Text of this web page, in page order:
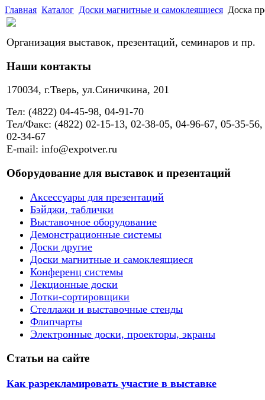
Главная Каталог Доски магнитные и самоклеящиеся Доска
Организация выставок, презентаций, семинаров и пр.
Наши контакты
170034, г.Тверь, ул.Синичкина, 201
Тел: (4822) 04-45-98, 04-91-70
Тел/Факс: (4822) 02-15-13, 02-38-05, 04-96-67, 05-35-56,
02-34-67
E-mail: info@expotver.ru
Оборудование для выставок и презентаций
Аксессуары для презентаций
Бэйджи, таблички
Выставочное оборудование
Демонстрационные системы
Доски другие
Доски магнитные и самоклеящиеся
Конференц системы
Лекционные доски
Лотки-сортировщики
Стеллажи и выставочные стенды
Флипчарты
Электронные доски, проекторы, экраны
Статьи на сайте
Как разрекламировать участие в выставке